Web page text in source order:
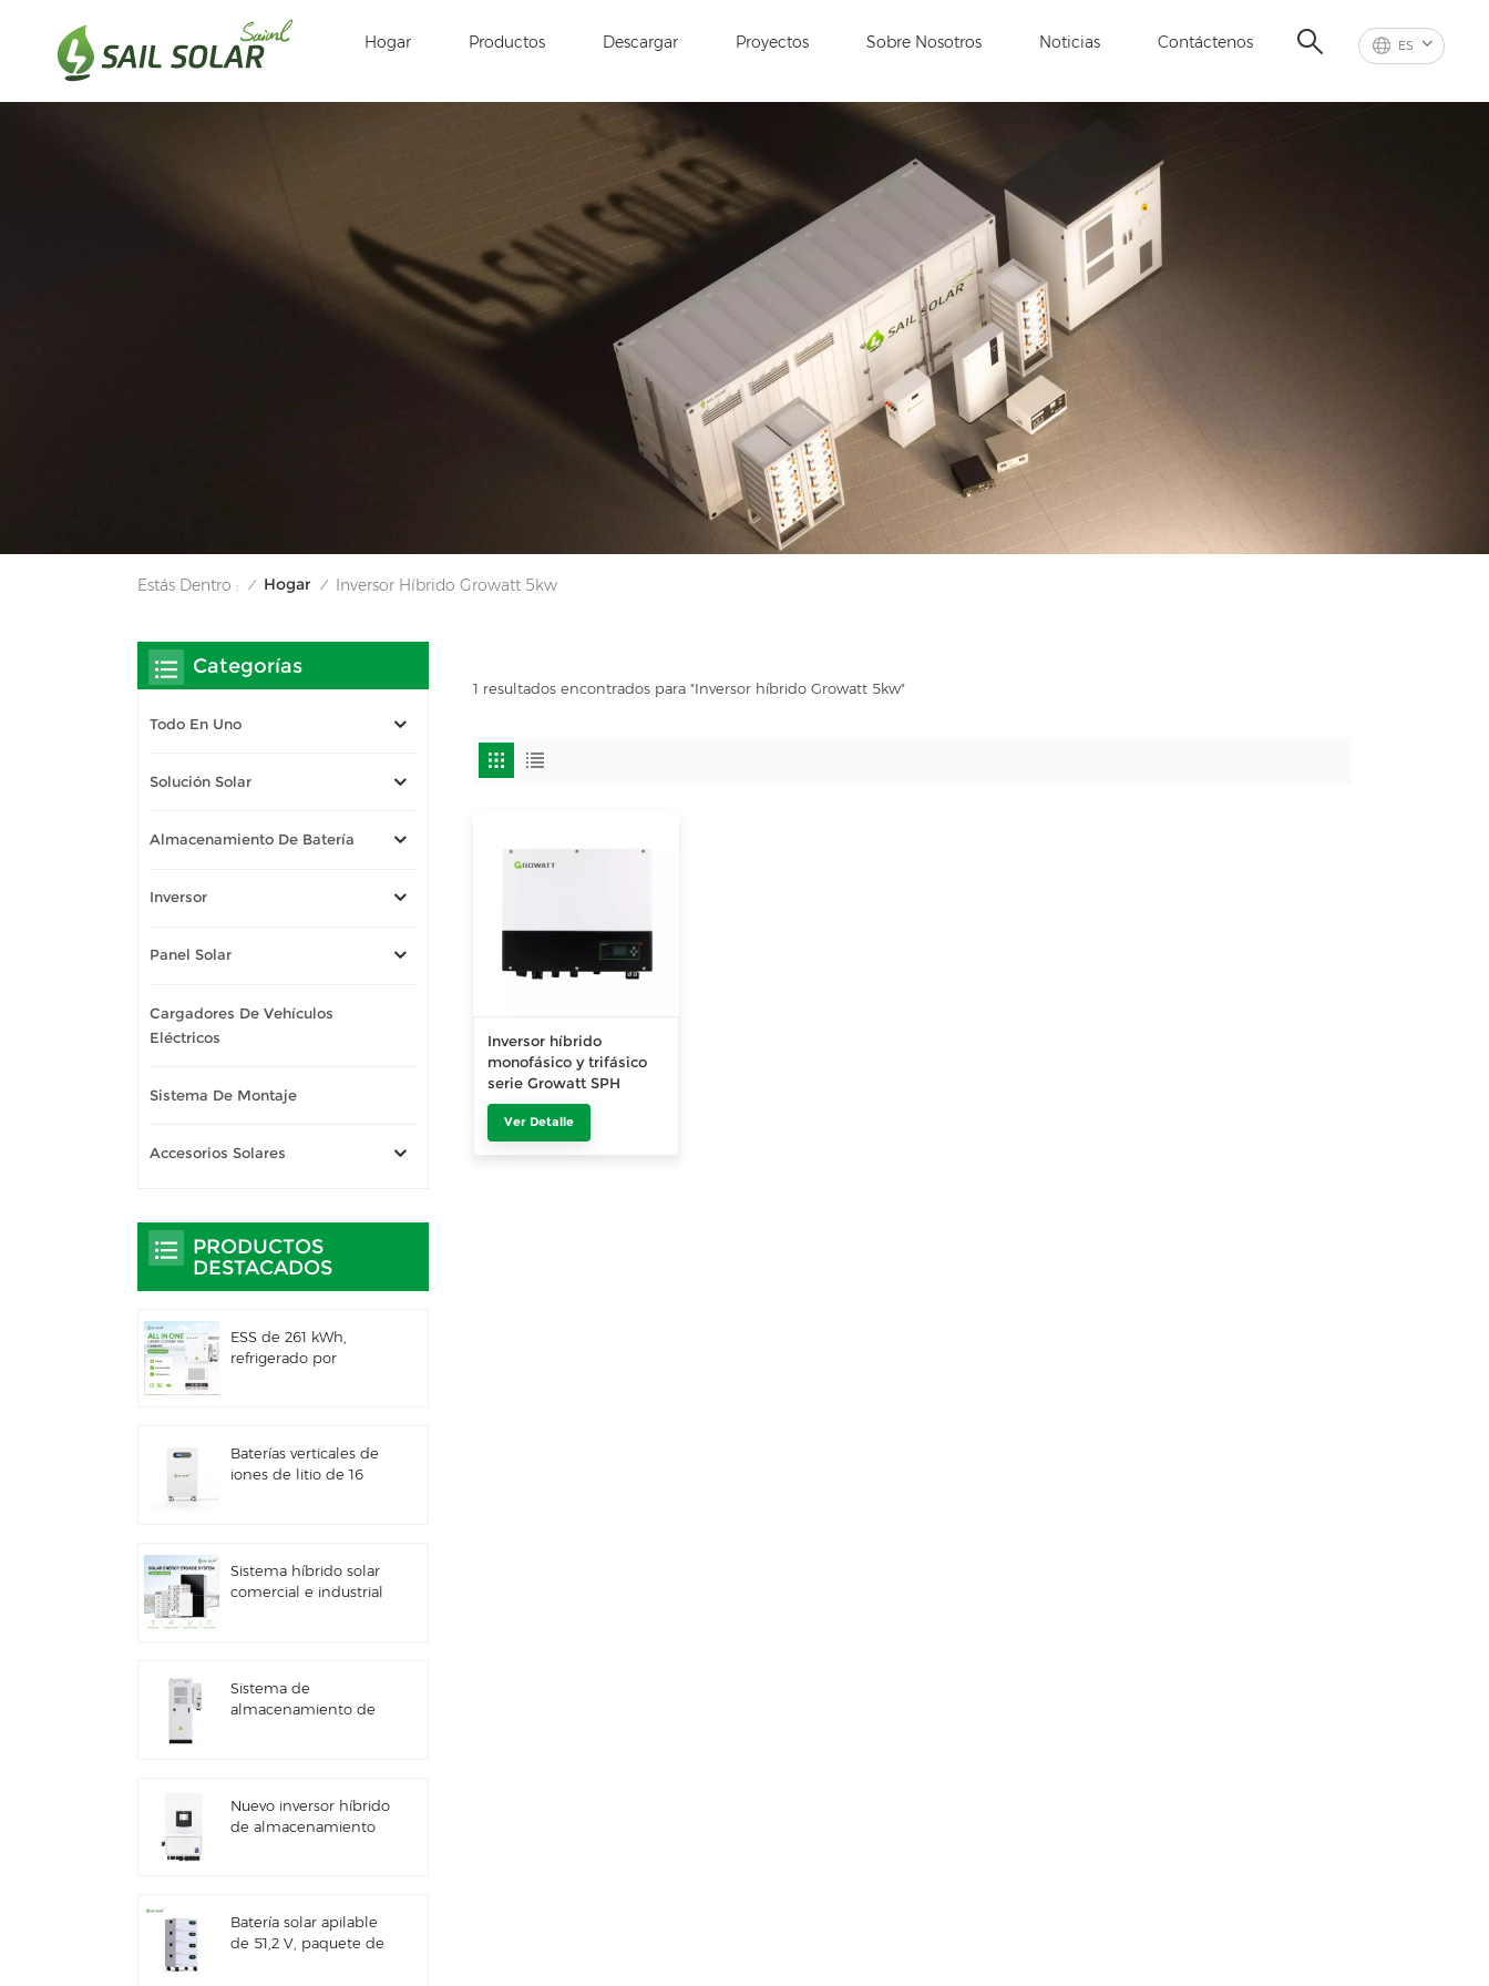
ES
Hogar Productos Descargar Proyectos Sobre Nosotros Noticias Contáctenos
Estás Dentro : / Hogar / Inversor Híbrido Growatt 5kw
1 resultados encontrados para "Inversor híbrido Growatt 5kw"
Inversor híbrido
monofásico y trifásico
serie Growatt SPH
3KW-10KW
Ver Detalle
Categorías
Todo En Uno
Solución Solar
Almacenamiento De Batería
Inversor
Panel Solar
Cargadores De Vehículos
Eléctricos
Sistema De Montaje
Accesorios Solares
PRODUCTOS
DESTACADOS
ESS de 261 kWh,
refrigerado por
Baterías verticales de
iones de litio de 16
Sistema híbrido solar
comercial e industrial
Sistema de
almacenamiento de
gabinete para baterías
de litio de 60 kWh,
Nuevo inversor híbrido
de almacenamiento
Batería solar apilable
de 51,2 V, paquete de